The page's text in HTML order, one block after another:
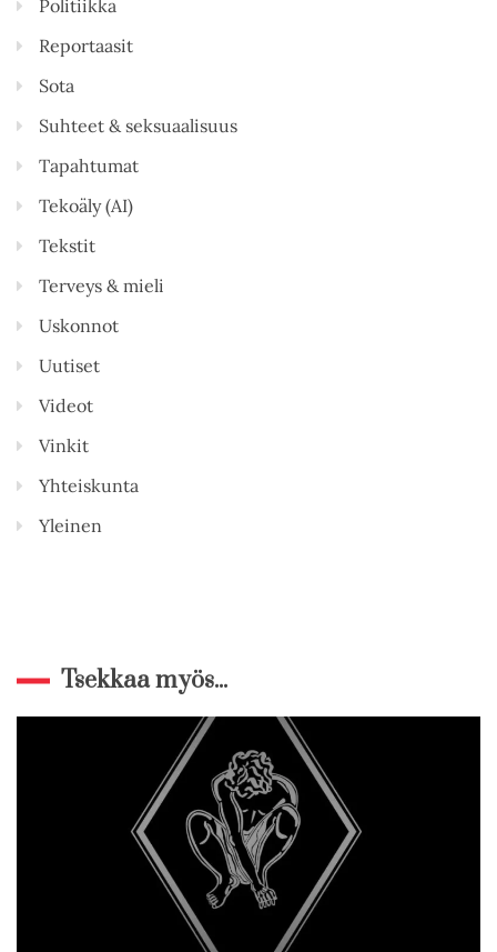
Politiikka
Reportaasit
Sota
Suhteet & seksuaalisuus
Tapahtumat
Tekoäly (AI)
Tekstit
Terveys & mieli
Uskonnot
Uutiset
Videot
Vinkit
Yhteiskunta
Yleinen
Tsekkaa myös...